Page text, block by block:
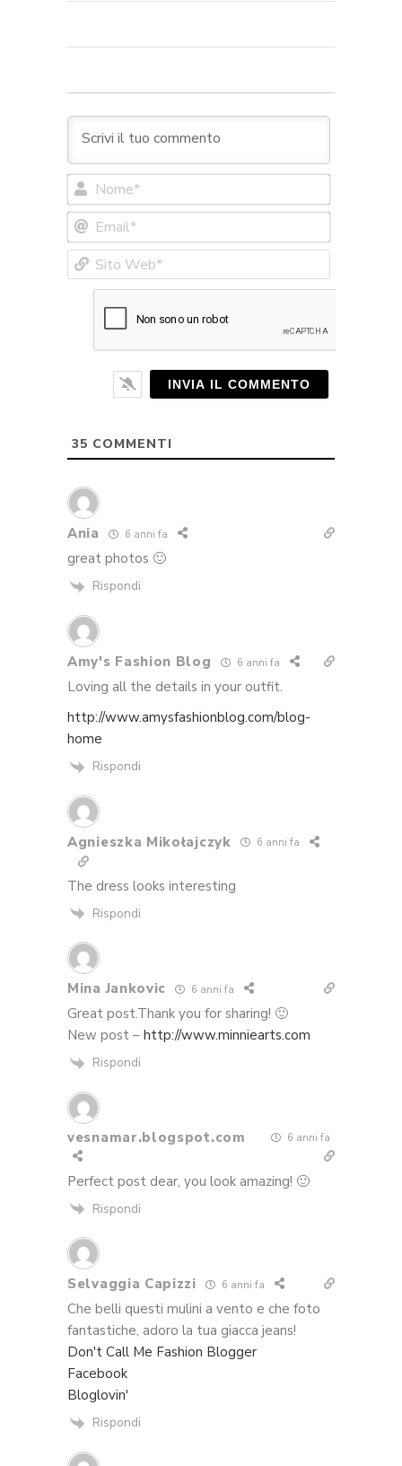
Web*
35 COMMENTI
Ania 6 anni fa
great photos 🙂
Rispondi
Amy's Fashion Blog 6 anni fa
Loving all the details in your outfit.
http://www.amysfashionblog.com/blog-
home
Rispondi
Agnieszka Mikołajczyk 6 anni fa
The dress looks interesting
Rispondi
Mina Jankovic 6 anni fa
Great post.Thank you for sharing! 🙂
New post – http://www.minniearts.com
Rispondi
vesnamar.blogspot.com 6 anni fa
Perfect post dear, you look amazing! 🙂
Rispondi
Selvaggia Capizzi 6 anni fa
Che belli questi mulini a vento e che foto
fantastiche, adoro la tua giacca jeans!
Don't Call Me Fashion Blogger
Facebook
Bloglovin'
Rispondi